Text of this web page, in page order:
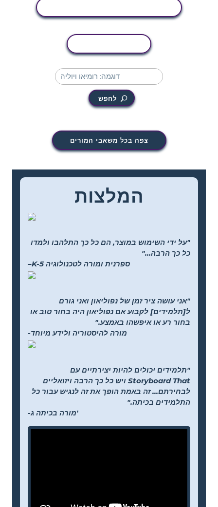
לחפש
צפה בכל משאבי המורים
המלצות
"על ידי השימוש במוצר, הם כל כך התלהבו ולמדו
כל כך הרבה..."
–K-5 ספרנית ומורה לטכנולוגיה
"אני עושה ציר זמן של נפוליאון ואני גורם
ל[תלמידים] לקבוע אם נפוליאון היה בחור טוב או
בחור רע או איפשהו באמצע."
-מורה להיסטוריה ולידע מיוחד
"תלמידים יכולים להיות יצירתיים עם
Storyboard That ויש כל כך הרבה ויזואליים
לבחירתם... זה באמת הופך את זה לנגיש עבור כל
התלמידים בכיתה."
-מורה בכיתה ג'